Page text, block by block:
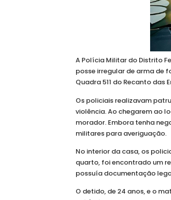
A Polícia Militar do Distrito
posse irregular de arma de
Quadra 511 do Recanto das
Os policiais realizavam
violência. Ao chegarem ao
morador. Embora tenha
militares para averiguação.
No interior da casa, os
quarto, foi encontrado um
possuía documentação
O detido, de 24 anos, e o